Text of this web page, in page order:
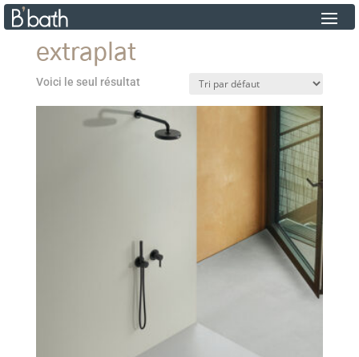
extraplat
Voici le seul résultat